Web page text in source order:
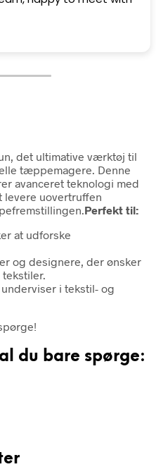
det ultimative værktøj til
tæppemagere. Denne
avanceret teknologi med
levere uovertruffen
Perfekt til:
at udforske
og designere, der ønsker
i tekstil- og
du bare spørge: